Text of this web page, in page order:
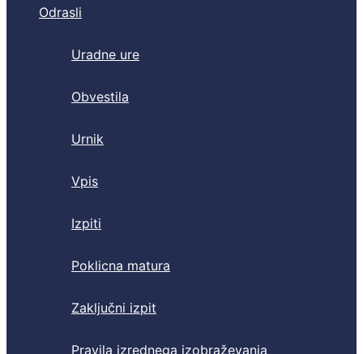
Odrasli
Uradne ure
Obvestila
Urnik
Vpis
Izpiti
Poklicna matura
Zaključni izpit
Pravila izrednega izobraževanja